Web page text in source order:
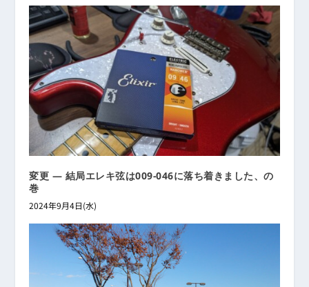
変更 ― 結局エレキ弦は009-046に落ち着きました、の
巻
2024年9月4日(水)